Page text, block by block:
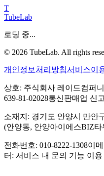
T
TubeLab
로딩 중...
© 2026 TubeLab. All rights
개인정보처리방침서비스이
상호: 주식회사 레이드컴퍼니
639-81-02028통신판매업 신
소재지: 경기도 안양시 만안
(안양동, 안양아이에스BIZ타
전화번호: 010-8222-1308이메
터: 서비스 내 문의 기능 이용